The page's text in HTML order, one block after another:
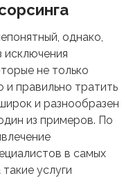
однако,
исключения
не только
и правильно тратить
и разнообразен
из примеров. По
в самых
услуги